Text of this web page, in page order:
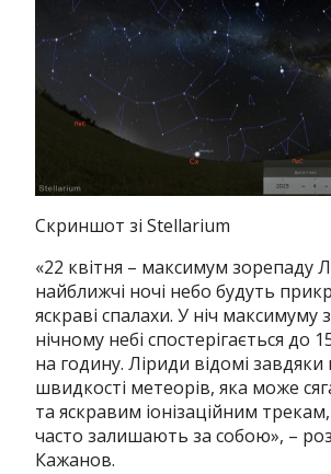
Скриншот зі Stellarium
«22 квітня – максимум зорепаду
найближчі ночі небо будуть
яскраві спалахи. У ніч максимуму
нічному небі спостерігається до
на годину. Ліриди відомі завдяки
швидкості метеорів, яка може
та яскравим іонізаційним
часто залишають за собою», –
Кажанов.